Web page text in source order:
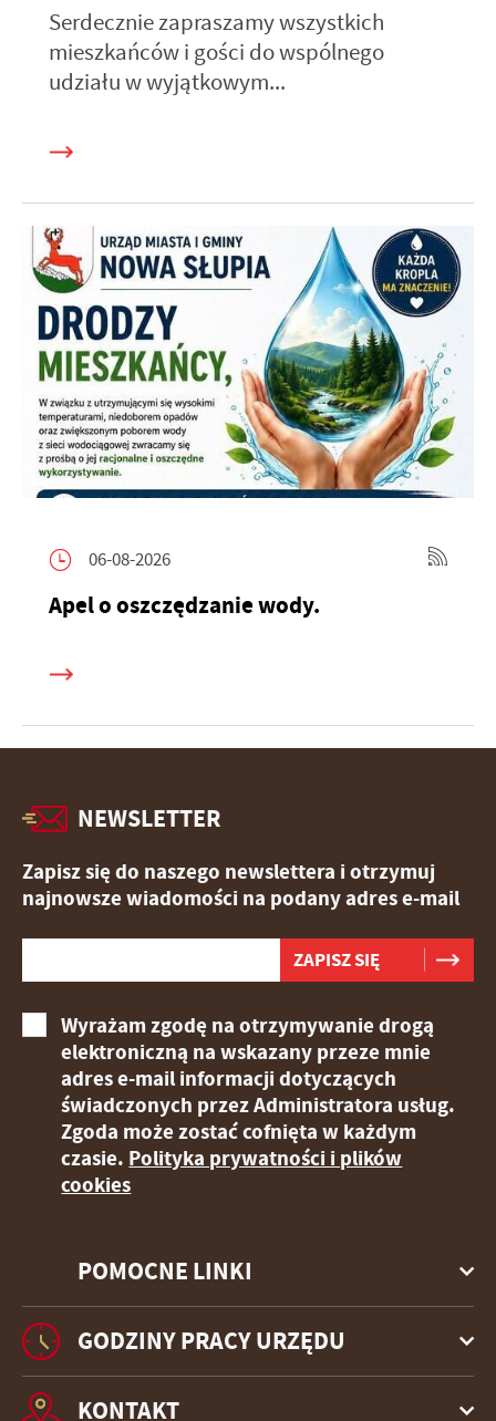
Serdecznie zapraszamy wszystkich
mieszkańców i gości do wspólnego
udziału w wyjątkowym...
06-08-2026
Apel o oszczędzanie wody.
POMOCNE LINKI
NEWSLETTER
Zapisz się do naszego newslettera i otrzymuj
najnowsze wiadomości na podany adres e-mail
Wyrażam zgodę na otrzymywanie drogą
elektroniczną na wskazany przeze mnie
adres e-mail informacji dotyczących
świadczonych przez Administratora usług.
Zgoda może zostać cofnięta w każdym
czasie. Polityka prywatności i plików
cookies
GODZINY PRACY URZĘDU
KONTAKT